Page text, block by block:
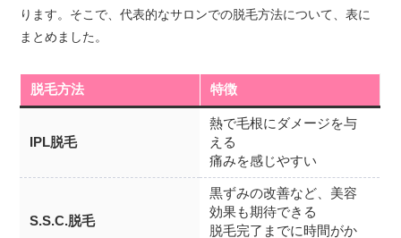
ります。そこで、代表的なサロンでの脱毛方法について、表に
まとめました。
脱毛方法 特徴
IPL脱毛
熱で毛根にダメージを与
える
痛みを感じやすい
S.S.C.脱毛
黒ずみの改善など、美容
効果も期待できる
脱毛完了までに時間がか